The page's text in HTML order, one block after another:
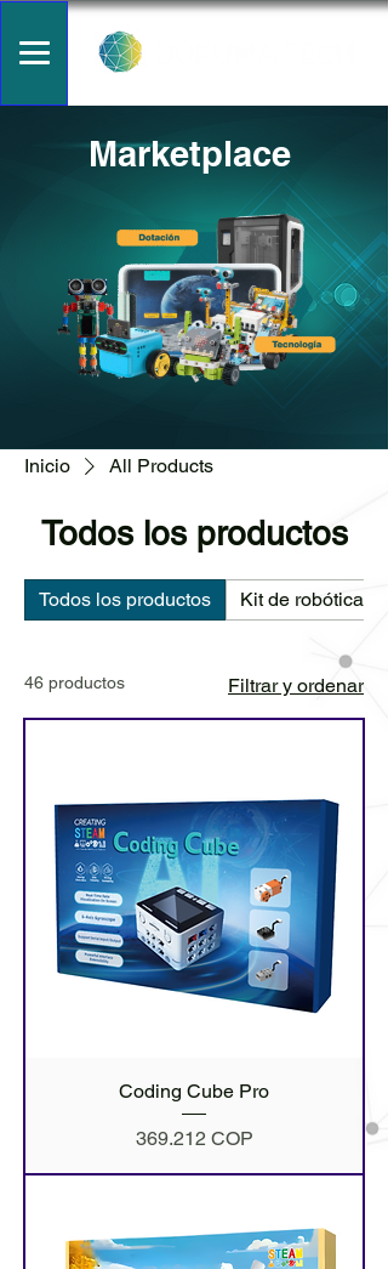
Marketplace
Inicio All Products
Todos los productos
Todos los productos Kit de robótica
46 productos Filtrar y ordenar
Coding Cube Pro
Precio
369.212 COP